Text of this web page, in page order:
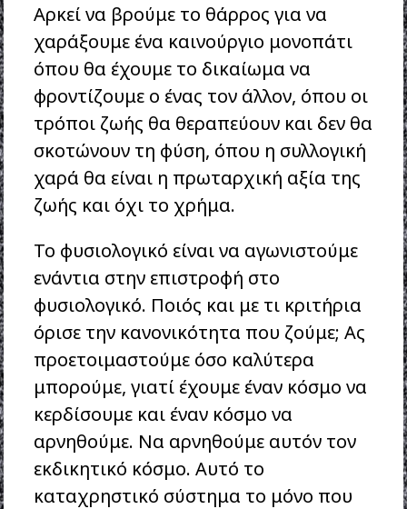
Αρκεί να βρούμε το θάρρος για να
χαράξουμε ένα καινούργιο μονοπάτι
όπου θα έχουμε το δικαίωμα να
φροντίζουμε ο ένας τον άλλον, όπου οι
τρόποι ζωής θα θεραπεύουν και δεν θα
σκοτώνουν τη φύση, όπου η συλλογική
χαρά θα είναι η πρωταρχική αξία της
ζωής και όχι το χρήμα.
Το φυσιολογικό είναι να αγωνιστούμε
ενάντια στην επιστροφή στο
φυσιολογικό. Ποιός και με τι κριτήρια
όρισε την κανονικότητα που ζούμε; Ας
προετοιμαστούμε όσο καλύτερα
μπορούμε, γιατί έχουμε έναν κόσμο να
κερδίσουμε και έναν κόσμο να
αρνηθούμε. Να αρνηθούμε αυτόν τον
εκδικητικό κόσμο. Αυτό το
καταχρηστικό σύστημα το μόνο που